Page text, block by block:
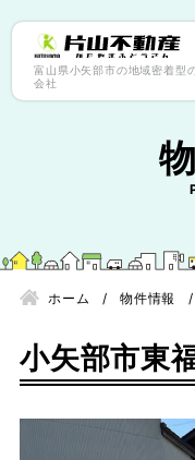
富山県小矢部市の地域密着型
会社
ホーム 物件情報
小矢部市東